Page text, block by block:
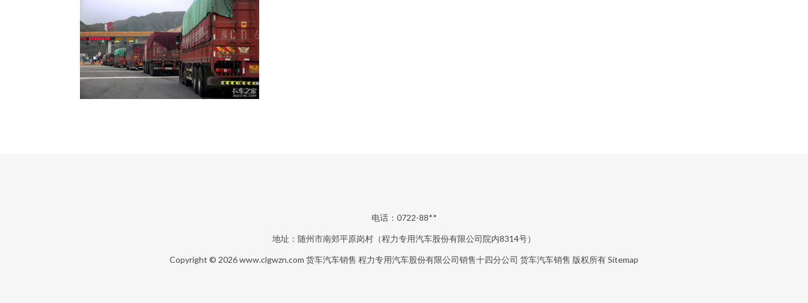
电话：0722-88**
地址：随州市南郊平原岗村（程力专用汽车股份有限公司院内8314号）
Copyright © 2026www.clgwzn.com 货车汽车销售 程力专用汽车股份有限公司销售十四分公司 货车汽车销售 版权所有Sitemap